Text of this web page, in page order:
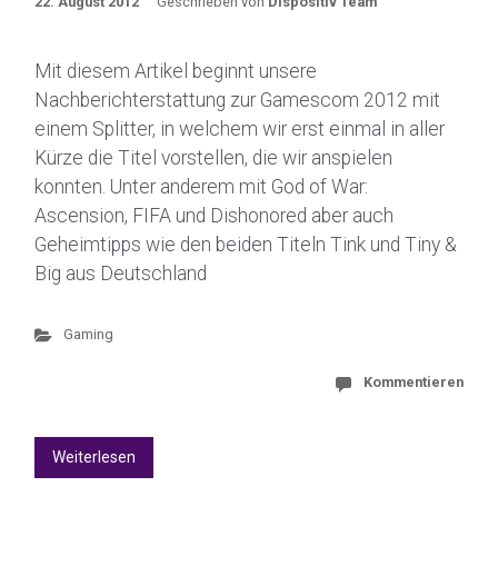
Mit diesem Artikel beginnt unsere
Nachberichterstattung zur Gamescom 2012 mit
einem Splitter, in welchem wir erst einmal in aller
Kürze die Titel vorstellen, die wir anspielen
konnten. Unter anderem mit God of War:
Ascension, FIFA und Dishonored aber auch
Geheimtipps wie den beiden Titeln Tink und Tiny &
Big aus Deutschland
Gaming
Kommentieren
Weiterlesen